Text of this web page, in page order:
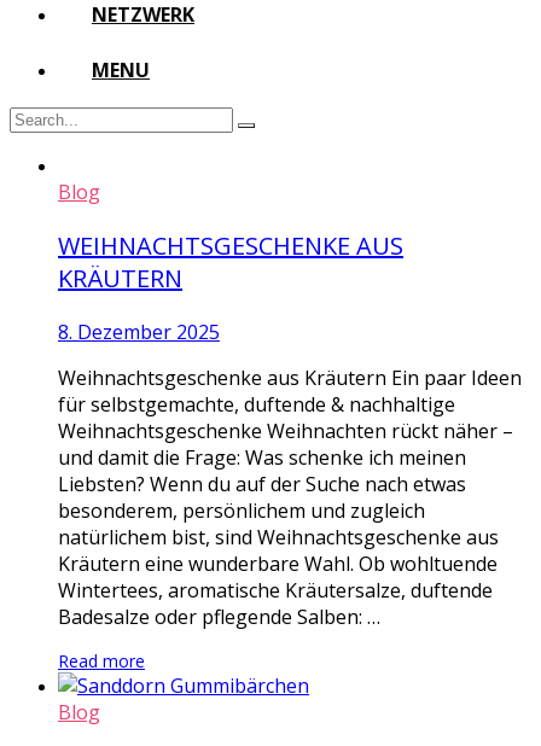
NETZWERK
MENU
Blog
WEIHNACHTSGESCHENKE AUS
KRÄUTERN
8. Dezember 2025
Weihnachtsgeschenke aus Kräutern Ein paar Ideen
für selbstgemachte, duftende & nachhaltige
Weihnachtsgeschenke Weihnachten rückt näher –
und damit die Frage: Was schenke ich meinen
Liebsten? Wenn du auf der Suche nach etwas
besonderem, persönlichem und zugleich
natürlichem bist, sind Weihnachtsgeschenke aus
Kräutern eine wunderbare Wahl. Ob wohltuende
Wintertees, aromatische Kräutersalze, duftende
Badesalze oder pflegende Salben: …
Read more
Blog